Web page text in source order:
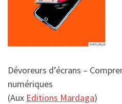
Dévoreurs d’écrans –
numériques
(Aux Editions Mardaga)